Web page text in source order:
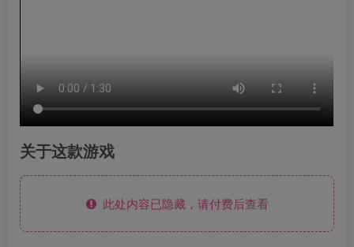
关于这款游戏
此处内容已隐藏，请付费后查看